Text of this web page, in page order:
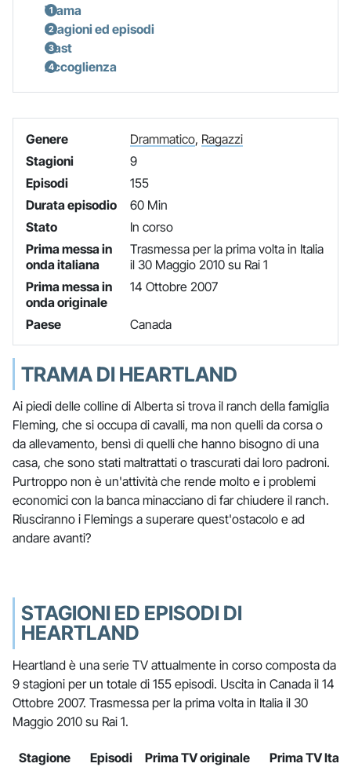
Trama
Stagioni ed episodi
Cast
Accoglienza
Genere Drammatico, Ragazzi
Stagioni
9
Episodi
155
Durata episodio
60 Min
Stato
In corso
Prima messa in
onda italiana
Trasmessa per la prima volta in Italia
il 30 Maggio 2010 su Rai 1
Prima messa in
onda originale
14 Ottobre 2007
Paese Canada
TRAMA DI HEARTLAND
Ai piedi delle colline di Alberta si trova il ranch della famiglia
Fleming, che si occupa di cavalli, ma non quelli da corsa o
da allevamento, bensì di quelli che hanno bisogno di una
casa, che sono stati maltrattati o trascurati dai loro padroni.
Purtroppo non è un'attività che rende molto e i problemi
economici con la banca minacciano di far chiudere il ranch.
Riusciranno i Flemings a superare quest'ostacolo e ad
andare avanti?
STAGIONI ED EPISODI DI
HEARTLAND
Heartland è una serie TV attualmente in corso composta da
9 stagioni per un totale di 155 episodi. Uscita in Canada il 14
Ottobre 2007. Trasmessa per la prima volta in Italia il 30
Maggio 2010 su Rai 1.
Stagione Episodi Prima TV originale
Prima TV